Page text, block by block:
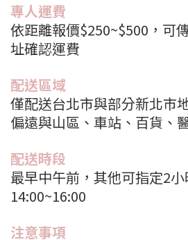
專人運費
依距離報價$250~$500，可
址確認運費
配送區域
僅配送台北市與部分新北市
偏遠與山區、車站、百貨、
配送時段
最早中午前，其他可指定2小
14:00~16:00
注意事項